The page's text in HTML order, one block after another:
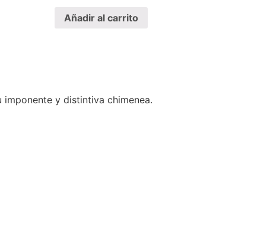
Añadir al carrito
y distintiva chimenea.